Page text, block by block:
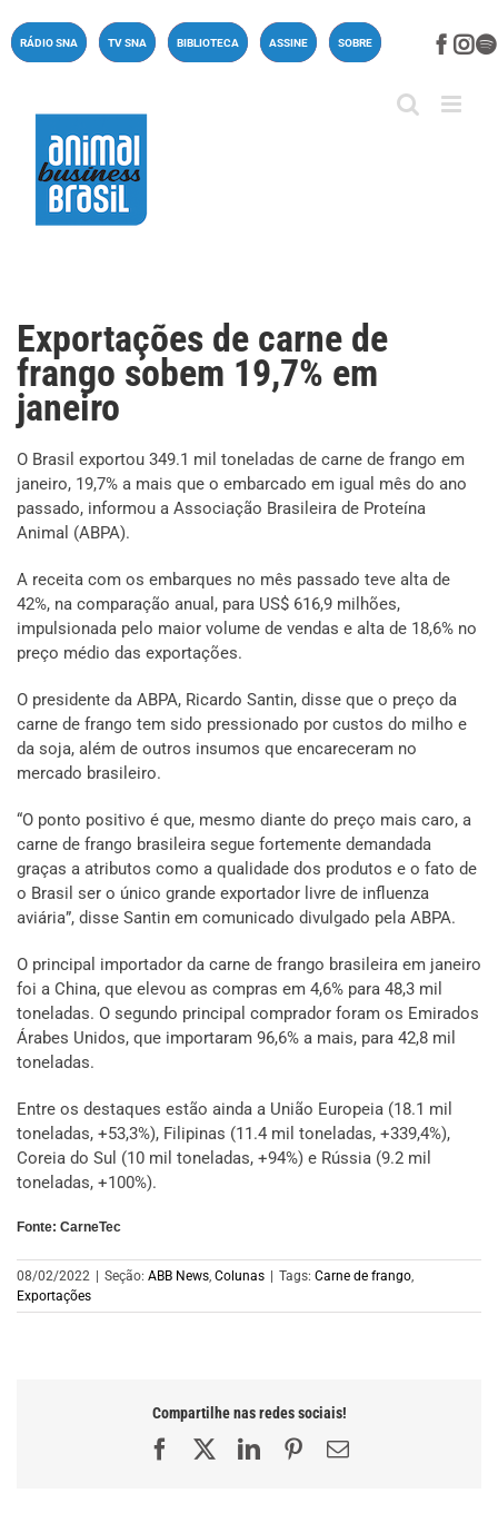
paraRÁDIO SNA TV SNA BIBLIOTECA ASSINE SOBRE
Exportações de carne de
frango sobem 19,7% em
janeiro
O Brasil exportou 349.1 mil toneladas de carne de frango em
janeiro, 19,7% a mais que o embarcado em igual mês do ano
passado, informou a Associação Brasileira de Proteína
Animal (ABPA).
A receita com os embarques no mês passado teve alta de
42%, na comparação anual, para US$ 616,9 milhões,
impulsionada pelo maior volume de vendas e alta de 18,6% no
preço médio das exportações.
O presidente da ABPA, Ricardo Santin, disse que o preço da
carne de frango tem sido pressionado por custos do milho e
da soja, além de outros insumos que encareceram no
mercado brasileiro.
“O ponto positivo é que, mesmo diante do preço mais caro, a
carne de frango brasileira segue fortemente demandada
graças a atributos como a qualidade dos produtos e o fato de
o Brasil ser o único grande exportador livre de influenza
aviária”, disse Santin em comunicado divulgado pela ABPA.
O principal importador da carne de frango brasileira em janeiro
foi a China, que elevou as compras em 4,6% para 48,3 mil
toneladas. O segundo principal comprador foram os Emirados
Árabes Unidos, que importaram 96,6% a mais, para 42,8 mil
toneladas.
Entre os destaques estão ainda a União Europeia (18.1 mil
toneladas, +53,3%), Filipinas (11.4 mil toneladas, +339,4%),
Coreia do Sul (10 mil toneladas, +94%) e Rússia (9.2 mil
toneladas, +100%).
Fonte: CarneTec
08/02/2022 Seção: ABB News, Colunas Tags: Carne de frango,
Exportações
Compartilhe nas redes sociais!
FacebookLinkedInPinterest
E-